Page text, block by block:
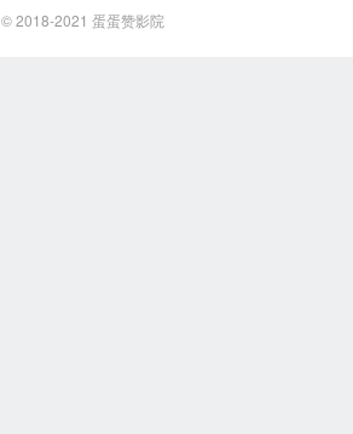
© 2018-2021 蛋蛋赞影院